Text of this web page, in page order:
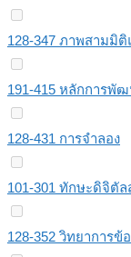
128-347 ภาพสามมิ
191-415 หลักการพั
128-431 การจำลอง
101-301 ทักษะดิจิตั
128-352 วิทยาการข้